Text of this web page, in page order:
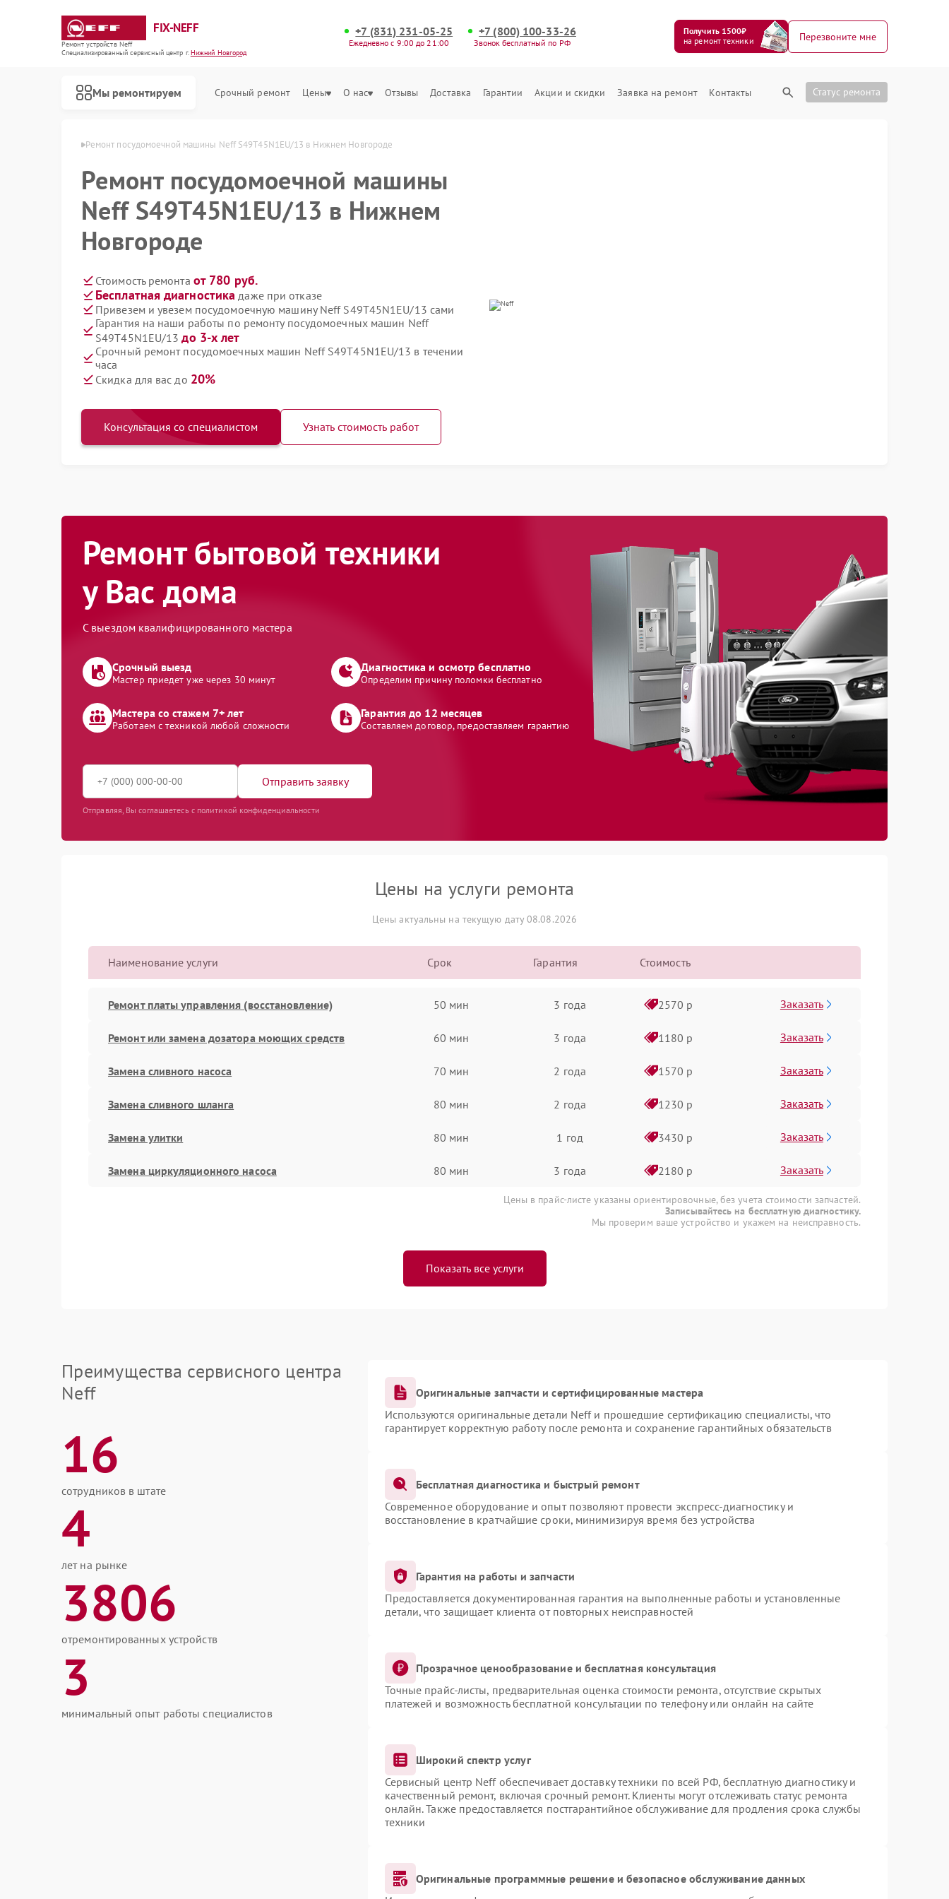
FIX-NEFF
Ремонт устройств Neff
Специализированный cервисный центр г.Нижний Новгород
+7 (831) 231-05-25
Ежедневно с 9:00 до 21:00
+7 (800) 100-33-26
Звонок бесплатный по РФ
Получить 1500₽
на ремонт техники
Перезвоните мне
Мы ремонтируем Срочный ремонт Цены О нас Отзывы Доставка Гарантии Акции и скидки Заявка на ремонт Контакты Статус ремонта
Ремонт посудомоечной машины Neff S49T45N1EU/13 в Нижнем Новгороде
Ремонт посудомоечной машины
Neff S49T45N1EU/13 в Нижнем
Новгороде
Стоимость ремонта от 780 руб.
Бесплатная диагностика даже при отказе
Привезем и увезем посудомоечную машину Neff S49T45N1EU/13 сами
Гарантия на наши работы по ремонту посудомоечных машин Neff
S49T45N1EU/13до 3-х лет
Срочный ремонт посудомоечных машин Neff S49T45N1EU/13 в течении
часа
Скидка для вас до 20%
Консультация со специалистом Узнать стоимость работ
Ремонт бытовой техники
у Вас дома
С выездом квалифицированного мастера
Срочный выезд
Мастер приедет уже через 30 минут
Диагностика и осмотр бесплатно
Определим причину поломки бесплатно
Мастера со стажем 7+ лет
Работаем с техникой любой сложности
Гарантия до 12 месяцев
Составляем договор, предоставляем гарантию
Отправить заявку
Отправляя, Вы соглашаетесь с политикой конфиденциальности
Цены на услуги ремонта
Цены актуальны на текущую дату 08.08.2026
Наименование услуги Срок Гарантия Стоимость
Ремонт платы управления (восстановление) 50 мин 3 года 2570 р Заказать
Ремонт или замена дозатора моющих средств 60 мин 3 года 1180 р Заказать
Замена сливного насоса 70 мин 2 года 1570 р Заказать
Замена сливного шланга 80 мин 2 года 1230 р Заказать
Замена улитки 80 мин 1 год 3430 р Заказать
Замена циркуляционного насоса 80 мин 3 года 2180 р Заказать
Цены в прайс-листе указаны ориентировочные, без учета стоимости запчастей.
Записывайтесь на бесплатную диагностику.
Мы проверим ваше устройство и укажем на неисправность.
Показать все услуги
Преимущества сервисного центра
Neff
16
сотрудников в штате
4
лет на рынке
3806
отремонтированных устройств
3
минимальный опыт работы специалистов
Оригинальные запчасти и сертифицированные мастера
Используются оригинальные детали Neff и прошедшие сертификацию специалисты, что
гарантирует корректную работу после ремонта и сохранение гарантийных обязательств
Бесплатная диагностика и быстрый ремонт
Современное оборудование и опыт позволяют провести экспресс-диагностику и
восстановление в кратчайшие сроки, минимизируя время без устройства
Гарантия на работы и запчасти
Предоставляется документированная гарантия на выполненные работы и установленные
детали, что защищает клиента от повторных неисправностей
Прозрачное ценообразование и бесплатная консультация
Точные прайс-листы, предварительная оценка стоимости ремонта, отсутствие скрытых
платежей и возможность бесплатной консультации по телефону или онлайн на сайте
Широкий спектр услуг
Сервисный центр Neff обеспечивает доставку техники по всей РФ, бесплатную диагностику и
качественный ремонт, включая срочный ремонт. Клиенты могут отслеживать статус ремонта
онлайн. Также предоставляется постгарантийное обслуживание для продления срока службы
техники
Оригинальные программные решение и безопасное обслуживание данных